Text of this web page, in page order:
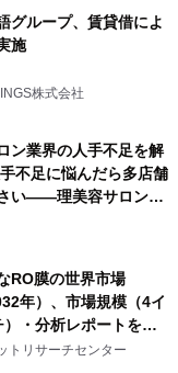
グループ、賃貸借によ
施
株式会社
ン業界の人手不足を解
不足に悩んだら多店舗
い――理美容サロン
の教科書』2026年8月
RO膜の世界市場
年）、市場規模（4イ
・分析レポートを発
トリサーチセンター